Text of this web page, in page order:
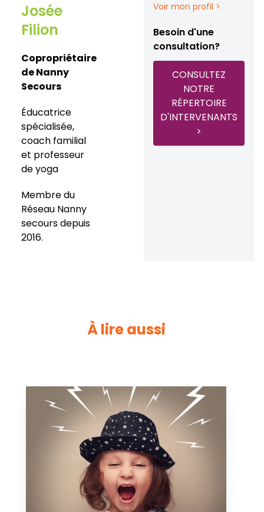
Josée
Filion
Copropriétaire
de Nanny
Secours
Éducatrice
spécialisée,
coach familial
et professeur
de yoga
Membre du
Réseau Nanny
secours depuis
2016.
Voir mon profil >
Besoin d'une
consultation?
CONSULTEZ
NOTRE
RÉPERTOIRE
D'INTERVENANTS
>
À lire aussi